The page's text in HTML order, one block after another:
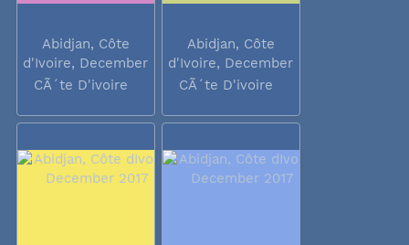
Abidjan, Côte
d'Ivoire, December
2017
CÃ´te D'ivoire
Abidjan, Côte
d'Ivoire, December
2017
CÃ´te D'ivoire